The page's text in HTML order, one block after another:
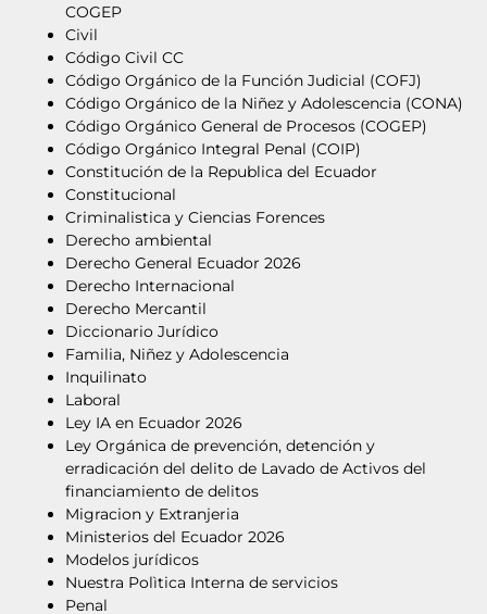
COGEP
Civil
Código Civil CC
Código Orgánico de la Función Judicial (COFJ)
Código Orgánico de la Niñez y Adolescencia (CONA)
Código Orgánico General de Procesos (COGEP)
Código Orgánico Integral Penal (COIP)
Constitución de la Republica del Ecuador
Constitucional
Criminalistica y Ciencias Forences
Derecho ambiental
Derecho General Ecuador 2026
Derecho Internacional
Derecho Mercantil
Diccionario Jurídico
Familia, Niñez y Adolescencia
Inquilinato
Laboral
Ley IA en Ecuador 2026
Ley Orgánica de prevención, detención y
erradicación del delito de Lavado de Activos del
financiamiento de delitos
Migracion y Extranjeria
Ministerios del Ecuador 2026
Modelos jurídicos
Nuestra Polìtica Interna de servicios
Penal